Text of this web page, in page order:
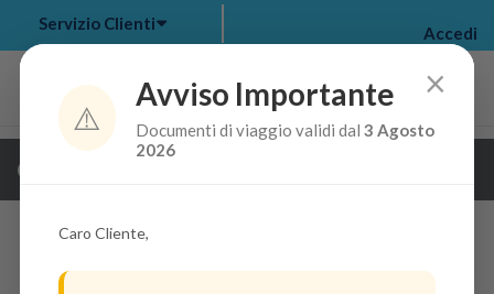
my bookings >
Servizio Clienti Accedi
Guarda i dettagli della crociera
×
⚠️
Avviso Importante
Documenti di viaggio validi dal3 Agosto
2026
Caro Cliente,